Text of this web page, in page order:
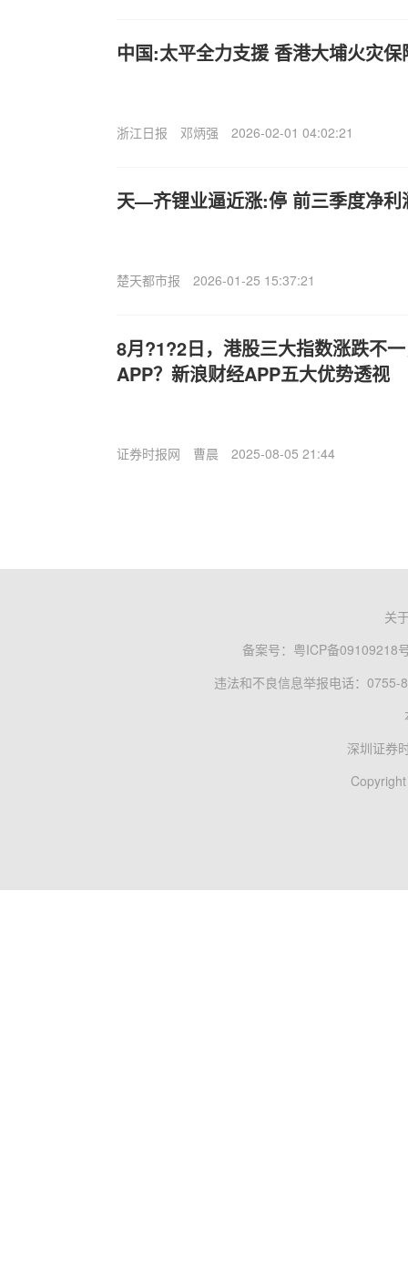
中国:太平全力支援 香港大埔火灾
浙江日报 邓炳强 2026-02-01 04:02:21
天—齐锂业逼近涨:停 前三季度净利
楚天都市报 2026-01-25 15:37:21
8月?1?2日，港股三大指数涨跌不
APP？新浪财经APP五大优势透视
证券时报网 曹晨 2025-08-05 21:44
关
备案号： 粤ICP备09109218
违法和不良信息举报电话：0755-
深圳证券